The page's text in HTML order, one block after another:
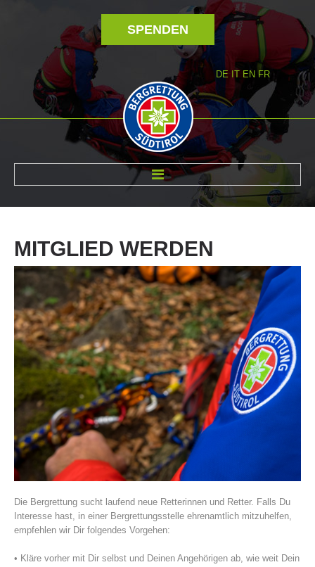
SPENDEN
DE IT EN FR
MITGLIED WERDEN
Die Bergrettung sucht laufend neue Retterinnen und Retter. Falls Du
Interesse hast, in einer Bergrettungsstelle ehrenamtlich mitzuhelfen,
empfehlen wir Dir folgendes Vorgehen:
• Kläre vorher mit Dir selbst und Deinen Angehörigen ab, wie weit Dein